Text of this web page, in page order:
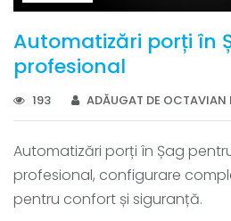
Automatizări porți în
profesional
193 ADĂUGAT DE OCTAVIAN
Automatizări porți în Șag
profesional, configurare
pentru confort și siguranță.